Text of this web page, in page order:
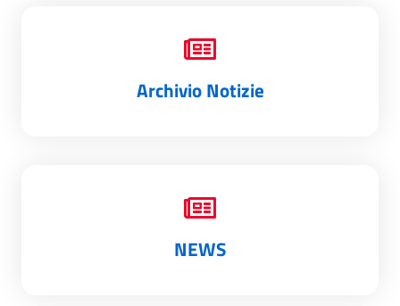
Archivio Notizie
NEWS